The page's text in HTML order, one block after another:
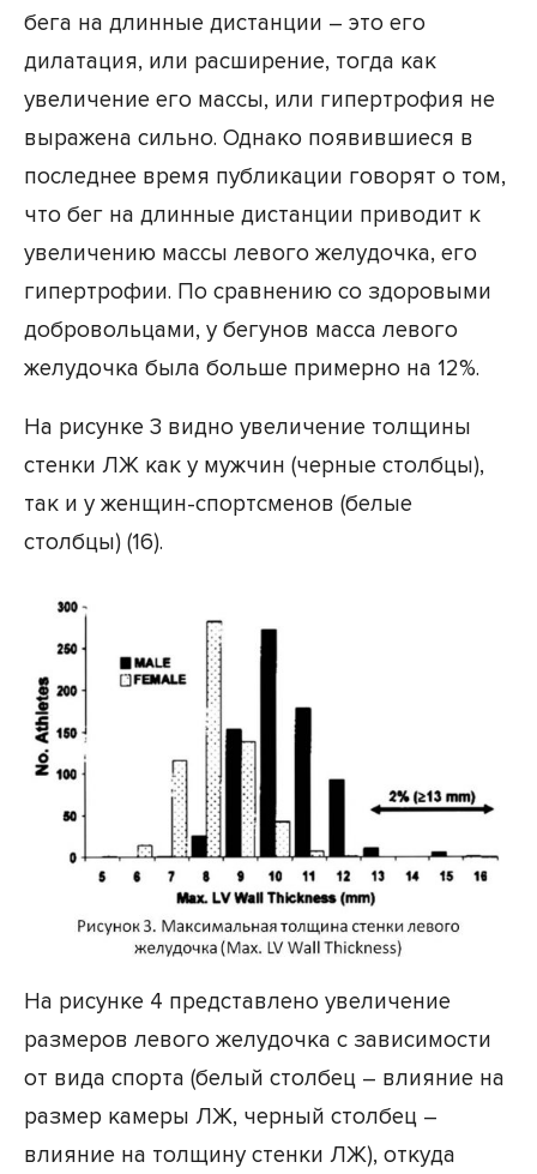
бега на длинные дистанции – это его
дилатация, или расширение, тогда как
увеличение его массы, или гипертрофия не
выражена сильно. Однако появившиеся в
последнее время публикации говорят о том,
что бег на длинные дистанции приводит к
увеличению массы левого желудочка, его
гипертрофии. По сравнению со здоровыми
добровольцами, у бегунов масса левого
желудочка была больше примерно на 12%.
На рисунке 3 видно увеличение толщины
стенки ЛЖ как у мужчин (черные столбцы),
так и у женщин-спортсменов (белые
столбцы) (16).
На рисунке 4 представлено увеличение
размеров левого желудочка с зависимости
от вида спорта (белый столбец – влияние на
размер камеры ЛЖ, черный столбец –
влияние на толщину стенки ЛЖ), откуда